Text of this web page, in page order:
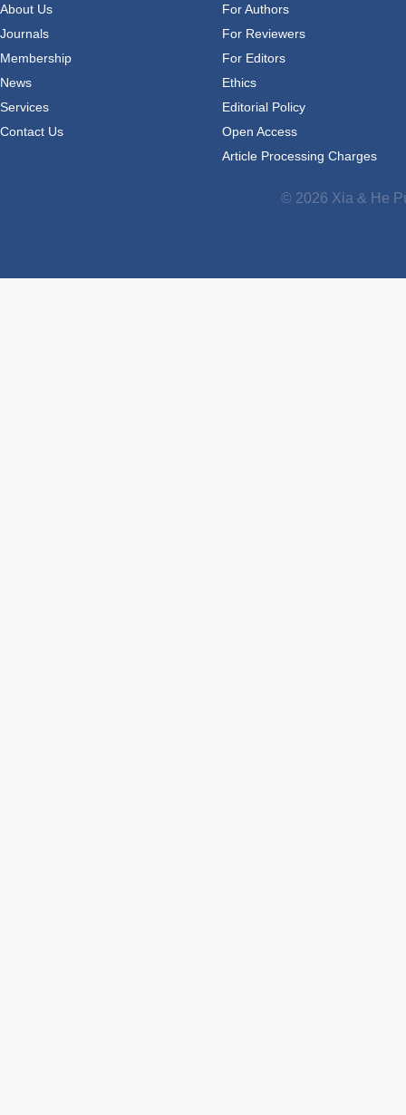
About Us
Journals
Membership
News
Services
Contact Us
For Authors
For Reviewers
For Editors
Ethics
Editorial Policy
Open Access
Article Processing Charges
© 2026 Xia & He